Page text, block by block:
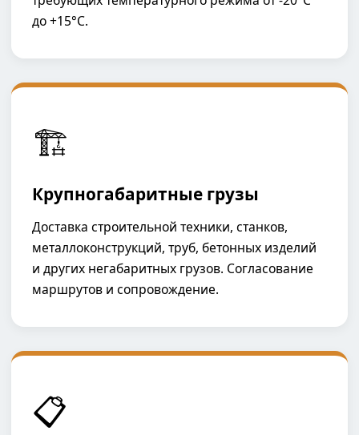
до +15°C.
🏗️
Крупногабаритные грузы
Доставка строительной техники, станков,
металлоконструкций, труб, бетонных изделий
и других негабаритных грузов. Согласование
маршрутов и сопровождение.
📋